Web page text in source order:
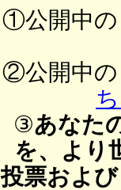
①公開中の
②公開中の
③あなた
を、より
投票およ